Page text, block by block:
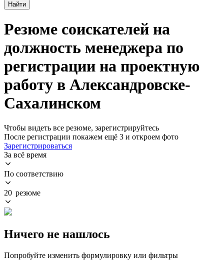
Найти
Резюме соискателей на
должность менеджера по
регистрации на проектную
работу в Александровске-
Сахалинском
Чтобы видеть все резюме, зарегистрируйтесь
После регистрации покажем ещё 3 и откроем фото
Зарегистрироваться
За всё время
По соответствию
20 резюме
Ничего не нашлось
Попробуйте изменить формулировку или фильтры